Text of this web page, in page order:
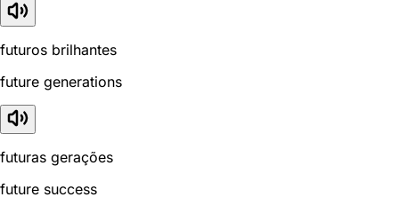
futuros brilhantes
future generations
futuras gerações
future success